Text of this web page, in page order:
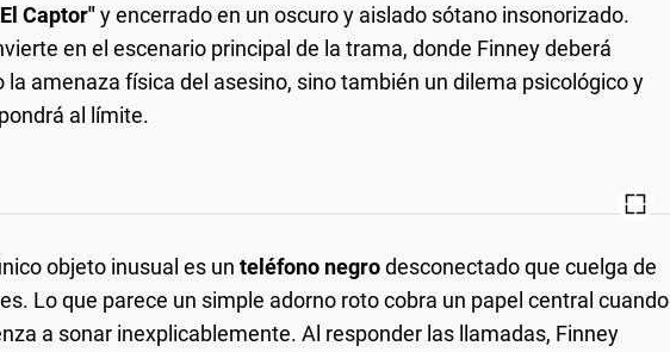
Captor"y encerrado en un oscuro y aislado sótano insonorizado.
en el escenario principal de la trama, donde Finney deberá
la amenaza física del asesino, sino también un dilema psicológico y
al límite.
objeto inusual es un teléfono negrodesconectado que cuelga de
Lo que parece un simple adorno roto cobra un papel central cuando
a sonar inexplicablemente. Al responder las llamadas, Finney